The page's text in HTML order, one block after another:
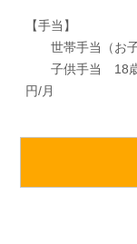
【手当】
世帯手当（お子
子供手当 18歳
円/月